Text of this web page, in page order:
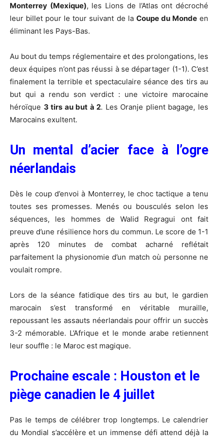
Monterrey (Mexique), les Lions de l’Atlas ont décroché
leur billet pour le tour suivant de la Coupe du Mondeen
éliminant les Pays-Bas.
Au bout du temps réglementaire et des prolongations, les
deux équipes n’ont pas réussi à se départager (1-1). C’est
finalement la terrible et spectaculaire séance des tirs au
but qui a rendu son verdict : une victoire marocaine
héroïque 3 tirs au but à 2. Les Oranje plient bagage, les
Marocains exultent.
Un mental d’acier face à l’ogre
néerlandais
Dès le coup d’envoi à Monterrey, le choc tactique a tenu
toutes ses promesses. Menés ou bousculés selon les
séquences, les hommes de Walid Regragui ont fait
preuve d’une résilience hors du commun. Le score de 1-1
après 120 minutes de combat acharné reflétait
parfaitement la physionomie d’un match où personne ne
voulait rompre.
Lors de la séance fatidique des tirs au but, le gardien
marocain s’est transformé en véritable muraille,
repoussant les assauts néerlandais pour offrir un succès
3-2 mémorable. L’Afrique et le monde arabe retiennent
leur souffle : le Maroc est magique.
Prochaine escale : Houston et le
piège canadien le 4 juillet
Pas le temps de célébrer trop longtemps. Le calendrier
du Mondial s’accélère et un immense défi attend déjà la